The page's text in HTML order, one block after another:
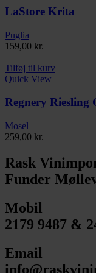
LaStore Krita
Puglia
159,00 kr.
Tilføj til kurv
Quick View
Regnery Riesling
Mosel
259,00 kr.
Rask
Funder
Mobil
2179 9487 &
Email